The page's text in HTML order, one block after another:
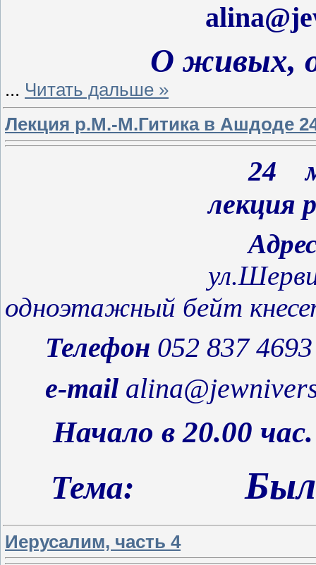
alina@
О живых, о
... Читать дальше »
Лекция р.М.-М.Гитика в Ашдоде
24
лекция
одноэтажный бейт
Телефон 052 837 4693
e-mail alina@
Начало в 20.00 час.
Тема:
Иерусалим, часть 4